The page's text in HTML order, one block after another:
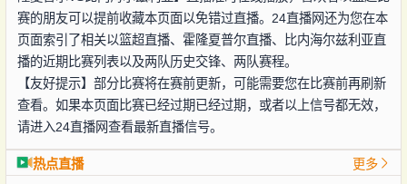
赛的朋友可以提前收藏本页面以免错过直播。24直播网还为您在本
页面索引了相关以篮超直播、霍隆夏普尔直播、比内海尔兹利亚直
播的近期比赛列表以及两队历史交锋、两队赛程。
【友好提示】部分比赛将在赛前更新，可能需要您在比赛前再刷新
查看。如果本页面比赛已经过期已经过期，或者以上信号都无效，
请进入24直播网查看最新直播信号。
热点直播 更多